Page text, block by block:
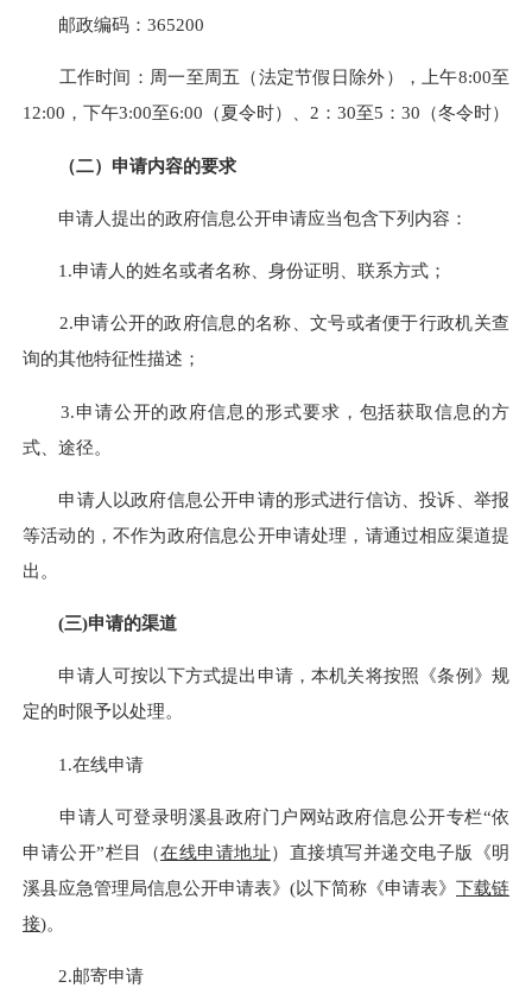
邮政编码：365200
工作时间：周一至周五（法定节假日除外），上午8:00至
12:00，下午3:00至6:00（夏令时）、2：30至5：30（冬令时）
（二）申请内容的要求
申请人提出的政府信息公开申请应当包含下列内容：
1.申请人的姓名或者名称、身份证明、联系方式；
2.申请公开的政府信息的名称、文号或者便于行政机关查
询的其他特征性描述；
3.申请公开的政府信息的形式要求，包括获取信息的方
式、途径。
申请人以政府信息公开申请的形式进行信访、投诉、举报
等活动的，不作为政府信息公开申请处理，请通过相应渠道提
出。
(三)申请的渠道
申请人可按以下方式提出申请，本机关将按照《条例》规
定的时限予以处理。
1.在线申请
申请人可登录明溪县政府门户网站政府信息公开专栏“依
申请公开”栏目（在线申请地址）直接填写并递交电子版《明
溪县应急管理局信息公开申请表》(以下简称《申请表》 下载链
接)。
2.邮寄申请